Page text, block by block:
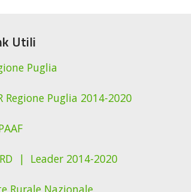
Utili
Puglia
Regione Puglia 2014-2020
| Leader 2014-2020
Rurale Nazionale